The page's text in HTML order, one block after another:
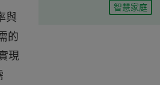
與
的
現
智慧家庭